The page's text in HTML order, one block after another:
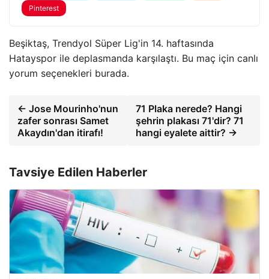
Pinterest
Beşiktaş, Trendyol Süper Lig'in 14. haftasında
Hatayspor ile deplasmanda karşılaştı. Bu maç için canlı
yorum seçenekleri burada.
← Jose Mourinho'nun
zafer sonrası Samet
Akaydın'dan itirafı!
71 Plaka nerede? Hangi
şehrin plakası 71'dir? 71
hangi eyalete aittir? →
Tavsiye Edilen Haberler